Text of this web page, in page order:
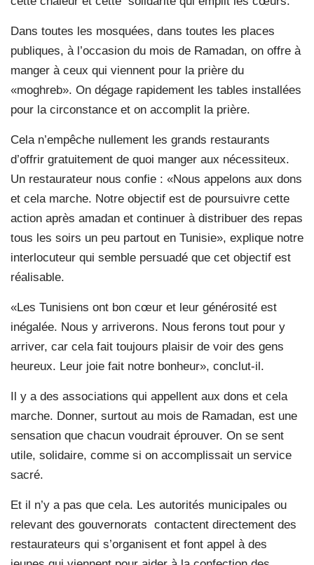
Dans toutes les mosquées, dans toutes les places
publiques, à l’occasion du mois de Ramadan, on offre à
manger à ceux qui viennent pour la prière du
«moghreb». On dégage rapidement les tables installées
pour la circonstance et on accomplit la prière.
Cela n’empêche nullement les grands restaurants
d’offrir gratuitement de quoi manger aux nécessiteux.
Un restaurateur nous confie : «Nous appelons aux dons
et cela marche. Notre objectif est de poursuivre cette
action après amadan et continuer à distribuer des repas
tous les soirs un peu partout en Tunisie», explique notre
interlocuteur qui semble persuadé que cet objectif est
réalisable.
«Les Tunisiens ont bon cœur et leur générosité est
inégalée. Nous y arriverons. Nous ferons tout pour y
arriver, car cela fait toujours plaisir de voir des gens
heureux. Leur joie fait notre bonheur», conclut-il.
Il y a des associations qui appellent aux dons et cela
marche. Donner, surtout au mois de Ramadan, est une
sensation que chacun voudrait éprouver. On se sent
utile, solidaire, comme si on accomplissait un service
sacré.
Et il n’y a pas que cela. Les autorités municipales ou
relevant des gouvernorats contactent directement des
restaurateurs qui s’organisent et font appel à des